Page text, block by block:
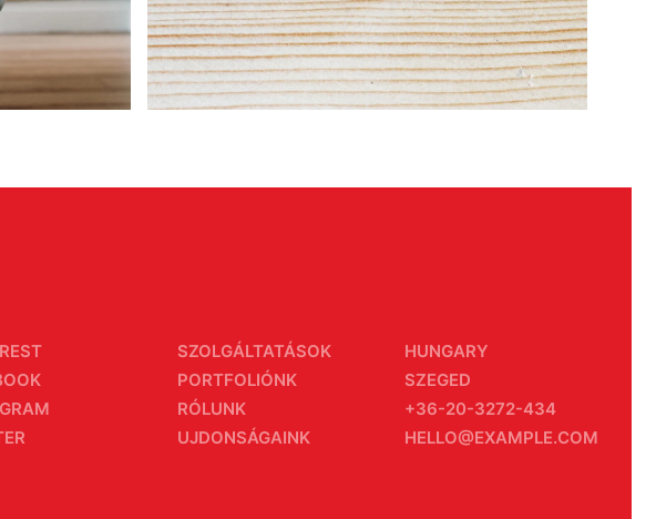
SZOLGÁLTATÁSOK
PORTFOLIÓNK
RÓLUNK
UJDONSÁGAINK
HUNGARY
SZEGED
+36-20-3272-434
HELLO@EXAMPLE.COM